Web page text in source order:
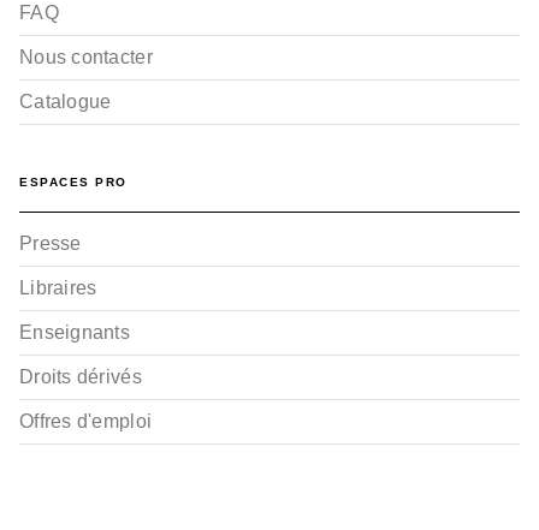
FAQ
Nous contacter
Catalogue
ESPACES PRO
Presse
Libraires
Enseignants
Droits dérivés
Offres d'emploi